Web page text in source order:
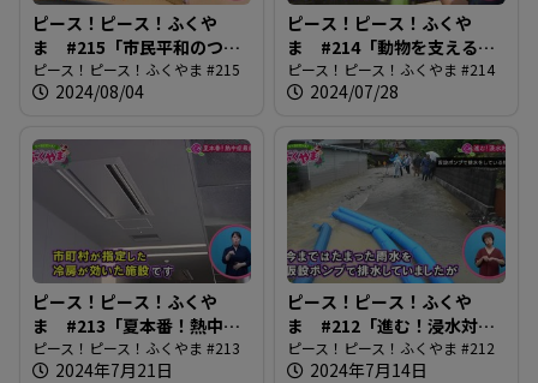
ピース！ピース！ふくや
ま #215「市民平和のつど
い」
ピース！ピース！ふくやま #215
2024/08/04
ピース！ピース！ふくや
ま #214「動物を支える獣
医師の仕事」
ピース！ピース！ふくやま #214
2024/07/28
ピース！ピース！ふくや
ま #213「夏本番！熱中症
最前線」
ピース！ピース！ふくやま #213
2024年7月21日
ピース！ピース！ふくや
ま #212「進む！浸水対
策」
ピース！ピース！ふくやま #212
2024年7月14日